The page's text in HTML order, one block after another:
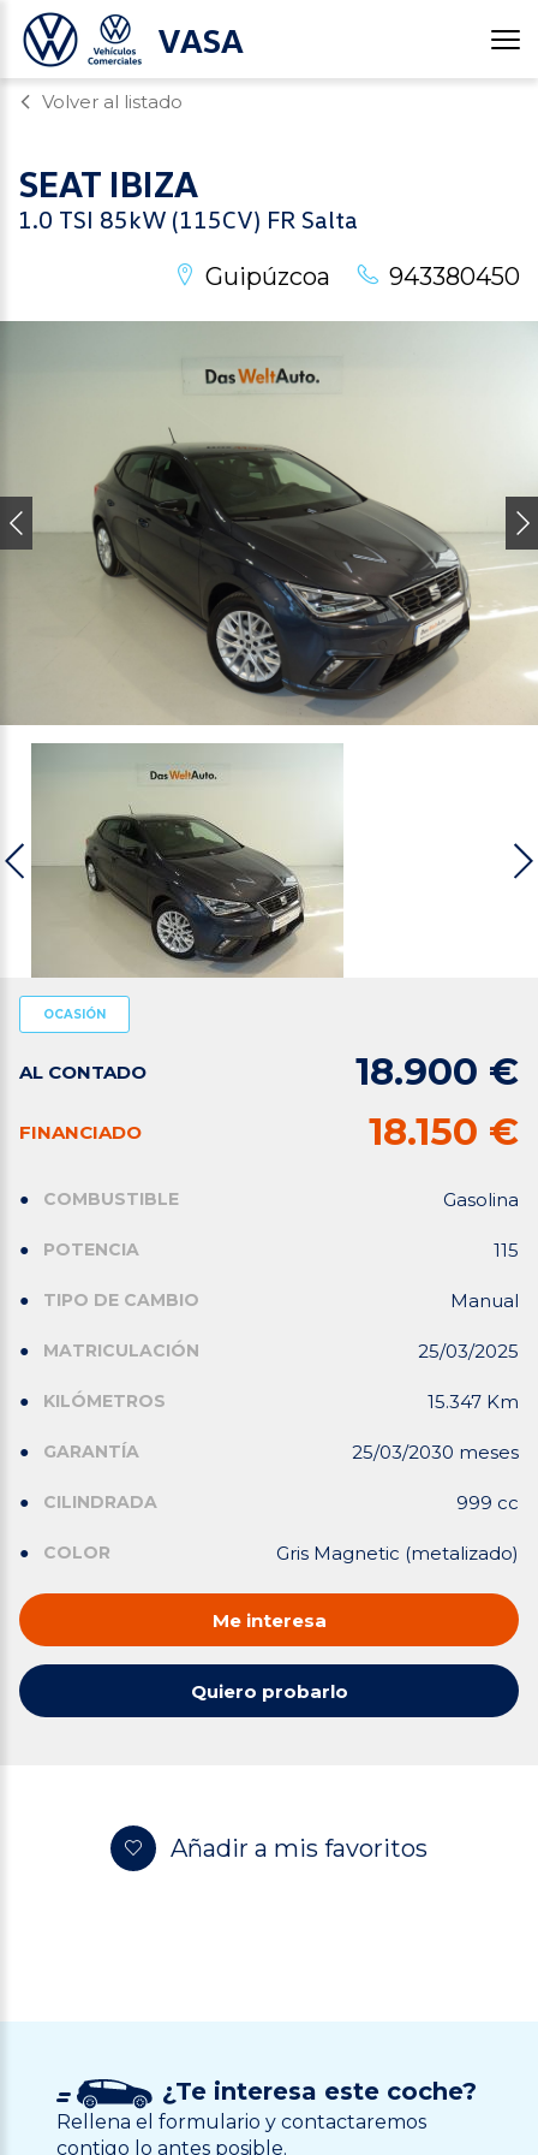
VASA
Volver al listado
SEAT IBIZA
1.0 TSI 85kW (115CV) FR Salta
Guipúzcoa
943380450
OCASIÓN
AL CONTADO 18.900 €
FINANCIADO 18.150 €
COMBUSTIBLE Gasolina
POTENCIA 115
TIPO DE CAMBIO Manual
MATRICULACIÓN 25/03/2025
KILÓMETROS 15.347 Km
GARANTÍA 25/03/2030 meses
CILINDRADA 999 cc
COLOR Gris Magnetic (metalizado)
Me interesa
Quiero probarlo
Añadir a mis favoritos
¿Te interesa este coche?
Rellena el formulario y contactaremos
contigo lo antes posible.